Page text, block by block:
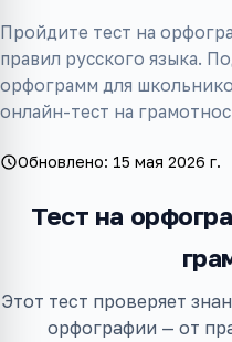
Пройдите тест на
правил русского языка.
орфограмм для
онлайн-тест на
Обновлено: 15 мая 2026 г.
Тест на
Этот тест проверяет
орфографии — от